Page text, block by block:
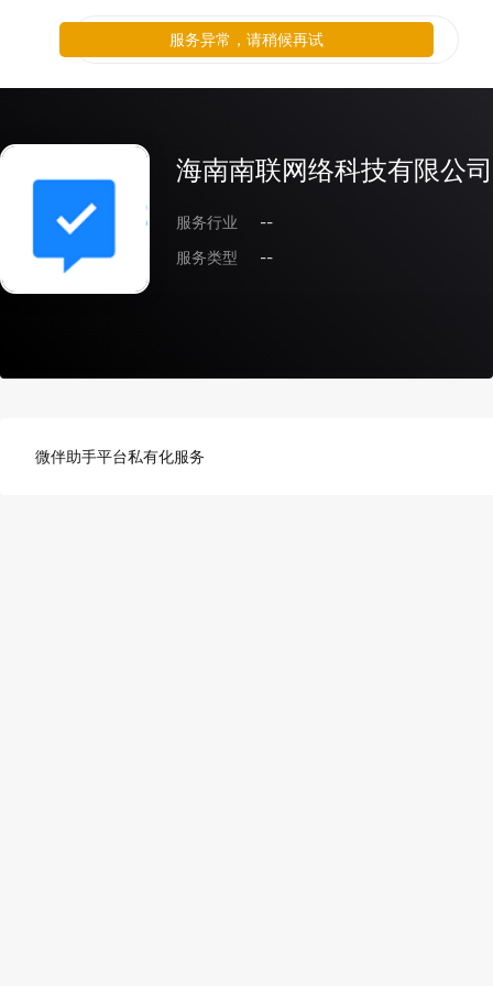
海南南联网络科技有限公司
服务行业
--
服务类型
--
微伴助手平台私有化服务
服务异常，请稍候再试